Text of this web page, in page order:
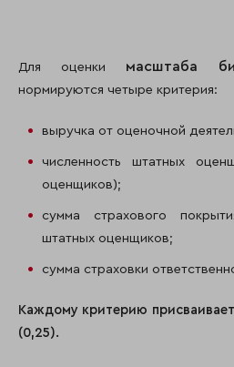
Для оценки масштаба
нормируются четыре критерия:
выручка от оценочной
численность штатных
оценщиков);
сумма страхового
штатных оценщиков;
сумма страховки
Каждому критерию
(0,25).